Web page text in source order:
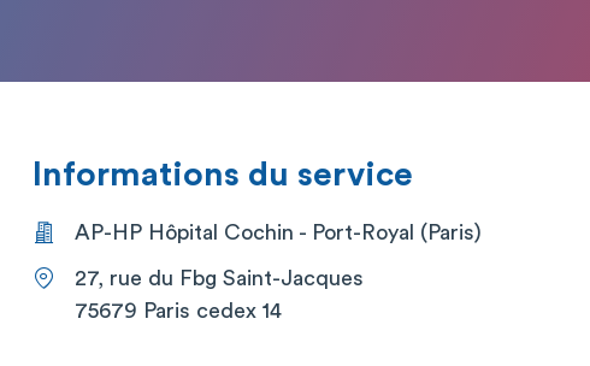
Informations du service
AP-HP Hôpital Cochin - Port-Royal (Paris)
27, rue du Fbg Saint-Jacques
75679 Paris cedex 14